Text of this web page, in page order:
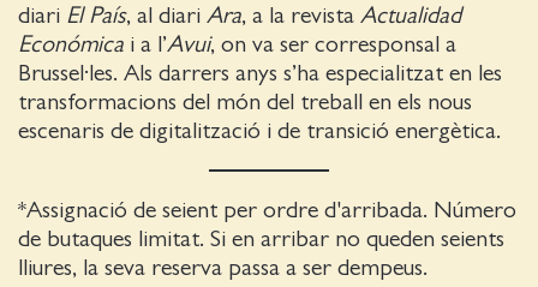
diari El País, al diari Ara, a la revista Actualidad
Económica i a l’Avui, on va ser corresponsal a
Brussel·les. Als darrers anys s’ha especialitzat en les
transformacions del món del treball en els nous
escenaris de digitalització i de transició energètica.
*Assignació de seient per ordre d'arribada. Número
de butaques limitat. Si en arribar no queden seients
lliures, la seva reserva passa a ser dempeus.